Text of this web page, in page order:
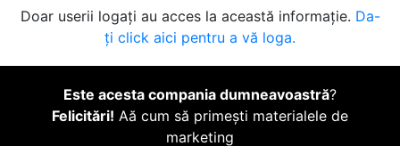
Doar userii logați au acces la această informație. Da-
ți click aici pentru a vă loga.
Este acesta compania dumneavoastră?
Felicitări! Aă cum să primești materialele de
marketing